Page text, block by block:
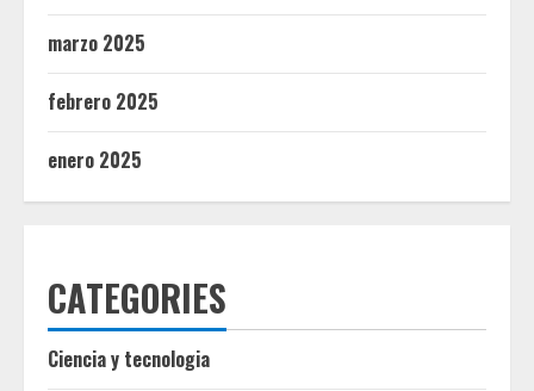
marzo 2025
febrero 2025
enero 2025
CATEGORIES
Ciencia y tecnologia